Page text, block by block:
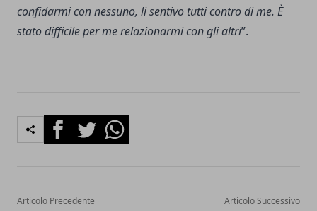
confidarmi con nessuno, li sentivo tutti contro di me. È
stato difficile per me relazionarmi con gli altri”.
FacebookTwitterWhatsapp
Articolo Precedente Articolo Successivo